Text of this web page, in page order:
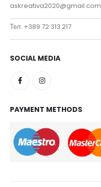
askreativa2020@gmail.com
Тел. +389 72 313 217
SOCIAL MEDIA
PAYMENT METHODS